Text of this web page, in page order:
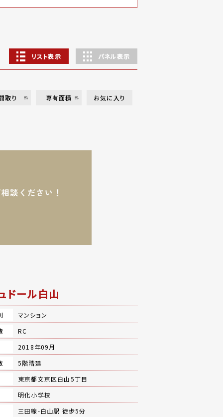
リスト表示 パネル表示
取り 専有面積 お気に入り
ドール白山
マンション
RC
2018年09月
5階階建
東京都文京区白山5丁目
明化小学校
三田線-白山駅 徒歩5分